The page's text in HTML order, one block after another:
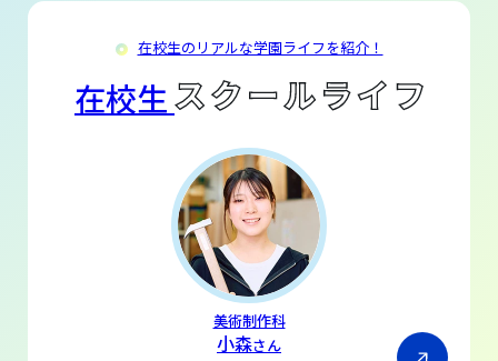
在校生のリアルな学園ライフを紹介！
在校生
美術制作科
小森さん